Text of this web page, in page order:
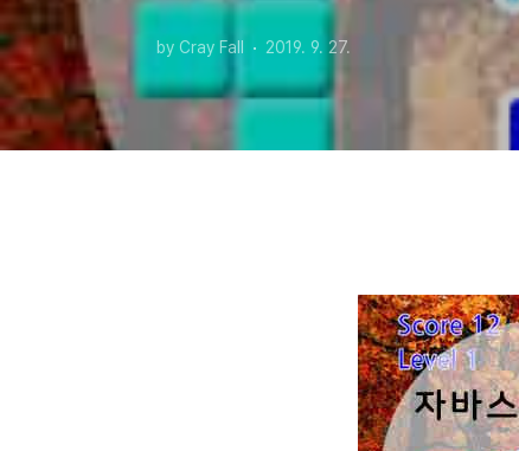
by Cray Fall 2019. 9. 27.